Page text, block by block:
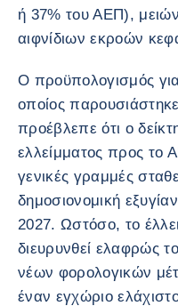
ή 37% του ΑΕΠ),
αιφνίδιων εκροών
Ο προϋπολογισμός
οποίος
προέβλεπε ότι ο
ελλείμματος προς το
γενικές γραμμές
δημοσιονομική
2027. Ωστόσο, το
διευρυνθεί ελαφρώς
νέων φορολογικών
έναν εγχώριο